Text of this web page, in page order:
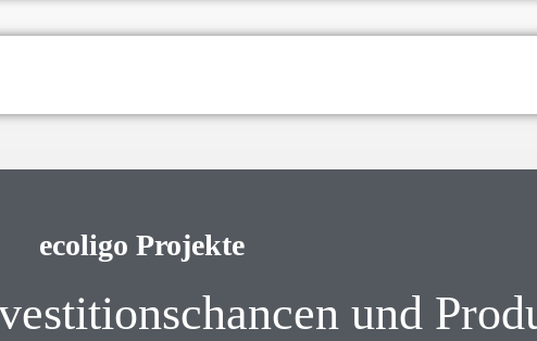
ecoligo Projekte
und